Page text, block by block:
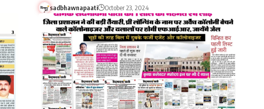
sadbhawnapaati October 23, 2024